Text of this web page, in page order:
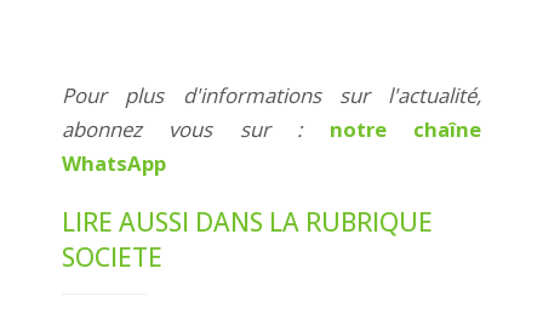
Pour plus d'informations sur l'actualité,
abonnez vous sur : notre chaîne
WhatsApp
LIRE AUSSI DANS LA RUBRIQUE
SOCIETE